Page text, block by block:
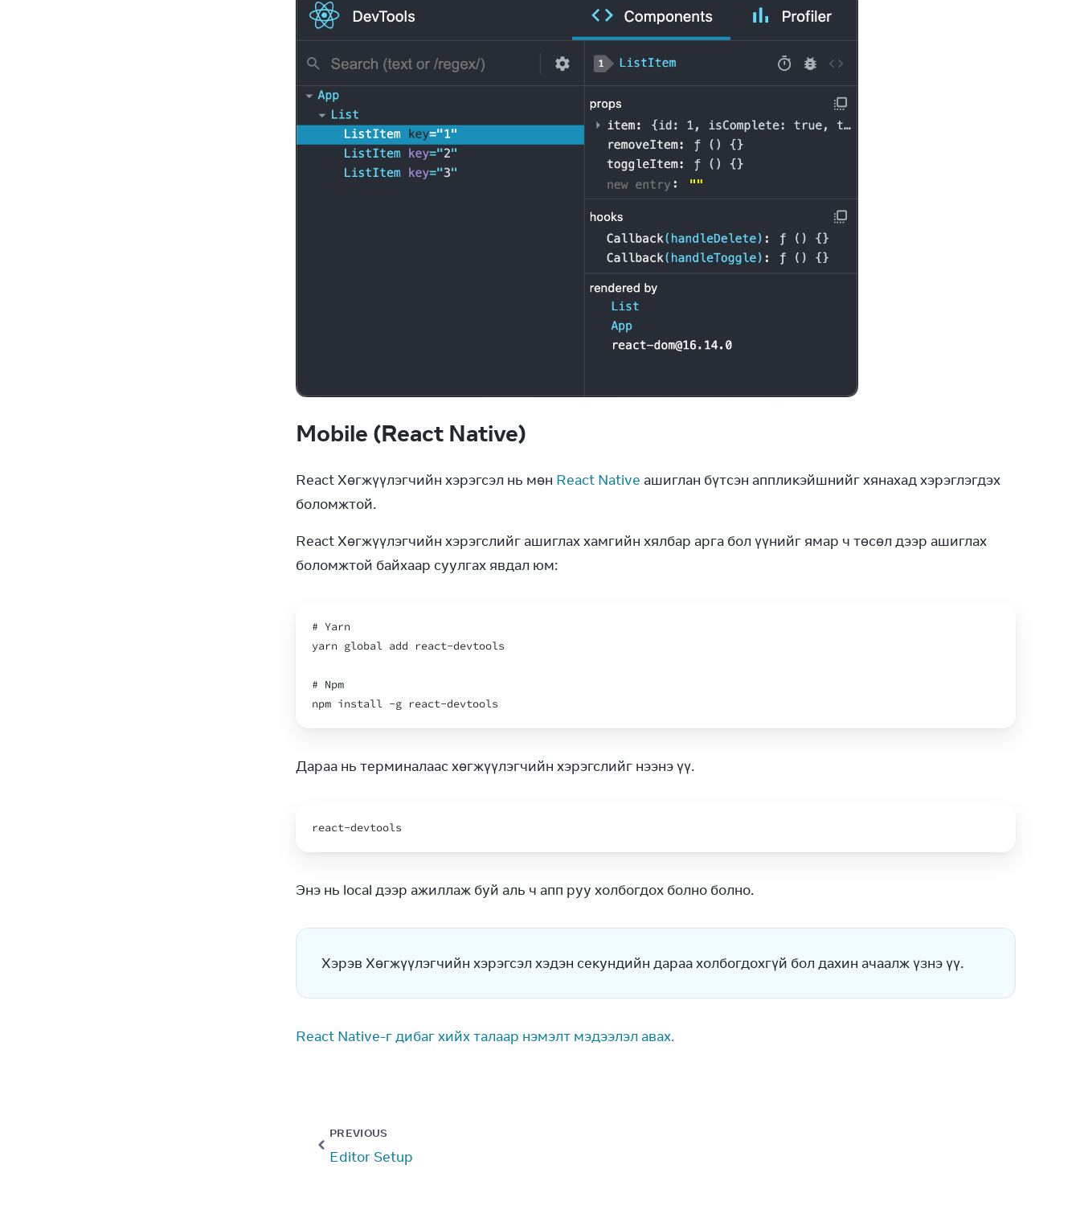
Mobile (React Native)
React Хөгжүүлэгчийн хэрэгсэл нь мөн React Native ашиглан бүтсэн аппликэйшнийг хянахад хэрэглэгдэх
боломжтой.
React Хөгжүүлэгчийн хэрэгслийг ашиглах хамгийн хялбар арга бол үүнийг ямар ч төсөл дээр ашиглах
боломжтой байхаар суулгах явдал юм:
# Yarn
yarn global add react-devtools
# Npm
npm install -g react-devtools
Дараа нь терминалаас хөгжүүлэгчийн хэрэгслийг нээнэ үү.
react-devtools
Энэ нь local дээр ажиллаж буй аль ч апп руу холбогдох болно болно.
Хэрэв Хөгжүүлэгчийн хэрэгсэл хэдэн секундийн дараа холбогдохгүй бол дахин ачаалж үзнэ үү.
React Native-г дибаг хийх талаар нэмэлт мэдээлэл авах.
PREVIOUS
Editor Setup